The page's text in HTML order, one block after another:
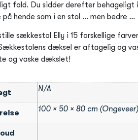
fald. Du sidder derefter behageligt i
på hende som i en stol … men bedre …
sækkestol Elly i 15 forskellige
dæksel er aftagelig og
og vaske dækslet!
N/A
100 × 50 × 80 cm (Ongeveer)